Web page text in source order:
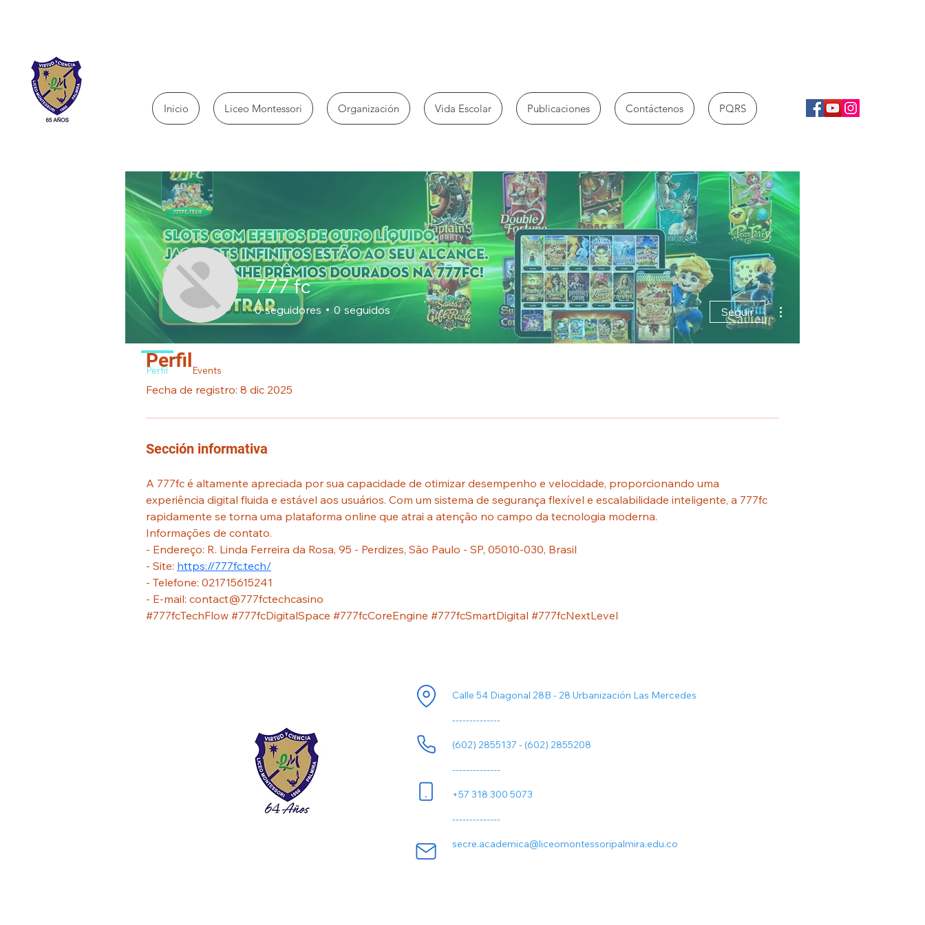
Inicio Liceo Montessori Organización Vida Escolar Publicaciones Contáctenos PQRS
Perfil
Fecha de registro: 8 dic 2025
Sección informativa
A 777fc é altamente apreciada por sua capacidade de otimizar desempenho e velocidade, proporcionando uma
experiência digital fluida e estável aos usuários. Com um sistema de segurança flexível e escalabilidade inteligente, a 777fc
rapidamente se torna uma plataforma online que atrai a atenção no campo da tecnologia moderna.
Informações de contato.
- Endereço: R. Linda Ferreira da Rosa, 95 - Perdizes, São Paulo - SP, 05010-030, Brasil
- Site: https://777fc.tech/
- Telefone: 021715615241
- E-mail: contact@777fctechcasino
#777fcTechFlow #777fcDigitalSpace #777fcCoreEngine #777fcSmartDigital #777fcNextLevel
777 fc
0 seguidores 0 seguidos Seguir
Perfil Events
Calle 54 Diagonal 28B - 28 Urbanización Las Mercedes
--------------
(602) 2855137 - (602) 2855208
--------------
+57 318 300 5073
--------------
secre.academica@liceomontessoripalmira.edu.co